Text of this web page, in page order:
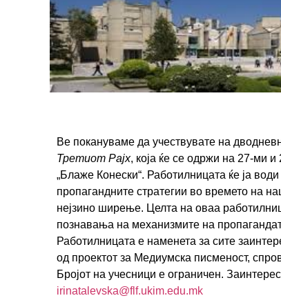
Ве покануваме да учествувате на
Третиот Рајх, која ќе се одржи на 27-ми
„Блаже Конески“. Работилницата ќе ја
пропагандните стратегии во времето на
нејзино ширење. Целта на оваа
познавања на механизмите на
Работилницата е наменета за сите
од проектот за Медиумска писменост,
Бројот на учесници е ограничен.
irinatalevska@flf.ukim.edu.mk